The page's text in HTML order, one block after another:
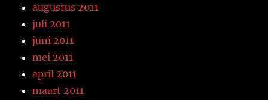
augustus 2011
juli 2011
juni 2011
mei 2011
april 2011
maart 2011